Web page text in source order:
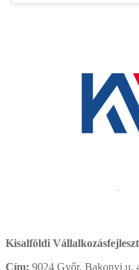
Kisalföldi
Cím: 9024 Győr, Bakonyi u.